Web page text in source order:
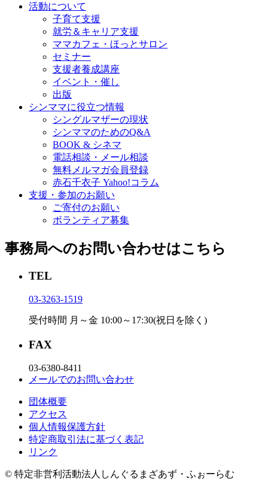
活動について
子育て支援
就労＆キャリア支援
ママカフェ・ほっとサロン
セミナー
支援者養成講座
イベント・催し
出版
シンママに役立つ情報
シングルマザーの現状
シンママのためのQ&A
BOOK & シネマ
電話相談・メール相談
無料メルマガ会員登録
赤石千衣子 Yahoo!コラム
支援・参加のお願い
ご寄付のお願い
ボランティア募集
事務局へのお問い合わせはこちら
TEL
03-3263-1519
受付時間 月～金 10:00～17:30(祝日を除く)
FAX
03-6380-8411
メールでのお問い合わせ
団体概要
アクセス
個⼈情報保護⽅針
特定商取引法に基づく表記
リンク
© 特定非営利活動法人しんぐるまざあず・ふぉーらむ